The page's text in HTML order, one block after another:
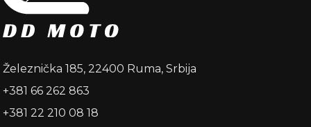
Železnička 185, 22400 Ruma, Srbija
+381 66 262 863
+381 22 210 08 18